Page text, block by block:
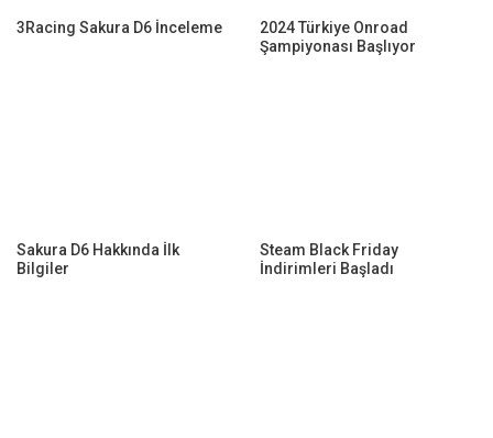
3Racing Sakura D6 İnceleme
2024 Türkiye Onroad
Şampiyonası Başlıyor
Sakura D6 Hakkında İlk
Bilgiler
Steam Black Friday
İndirimleri Başladı